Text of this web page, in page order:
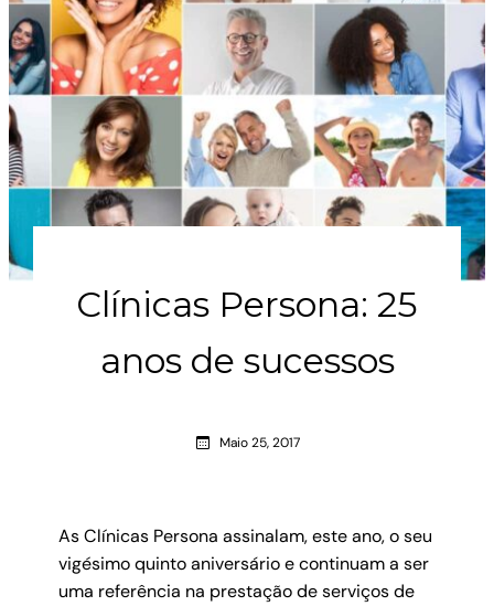
Clínicas Persona: 25
anos de sucessos
Maio 25, 2017
As Clínicas Persona assinalam, este ano, o seu
vigésimo quinto aniversário e continuam a ser
uma referência na prestação de serviços de